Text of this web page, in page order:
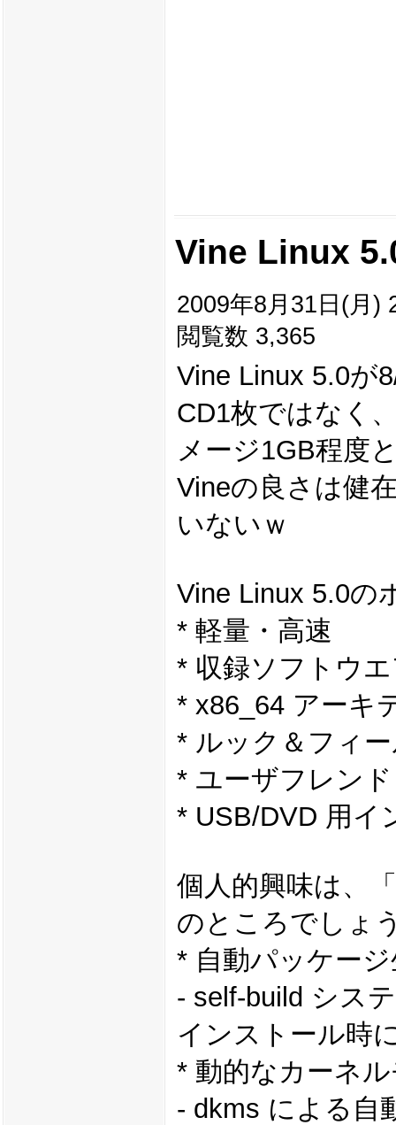
Vine Linux
2009年8月31日(月)
閲覧数 3,365
Vine Linux 5.0が
CD1枚ではなく
メージ1GB程度
Vineの良さは健
いないｗ
Vine Linux 5.0の
* 軽量・高速
* 収録ソフトウ
* x86_64 アーキ
* ルック＆フィ
* ユーザフレン
* USB/DVD 用イ
個人的興味は、
のところでしょ
* 自動パッケー
- self-build シス
インストール時
* 動的なカーネ
- dkms による自